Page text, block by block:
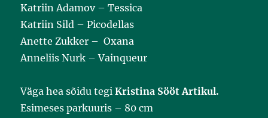
Katriin Adamov – Tessica
Katriin Sild – Picodellas
Anette Zukker – Oxana
Anneliis Nurk – Vainqueur
Väga hea sõidu tegiKristina Sööt Artikul.
Esimeses parkuuris – 80 cm